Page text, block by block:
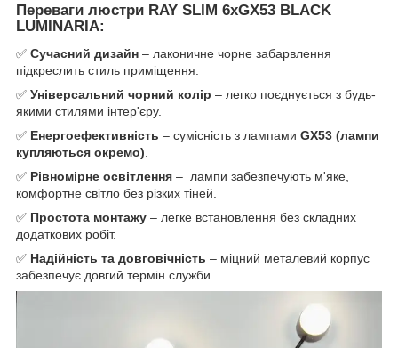
Переваги люстри RAY SLIM 6xGX53 BLACK
LUMINARIA:
✅​​ Сучасний дизайн – лаконичне чорне забарвлення
підкреслить стиль приміщення.
✅​​ Універсальний чорний колір – легко поєднується з будь-
якими стилями інтер'єру.
✅​​ Енергоефективність – сумісність з лампами GX53 (лампи
купляються окремо)
✅ Рівномірне освітлення – лампи забезпечують м'яке,
комфортне світло без різких тіней.
✅ Простота монтажу – легке встановлення без складних
додаткових робіт.
✅ Надійність та довговічність – міцний металевий корпус
забезпечує довгий термін служби.